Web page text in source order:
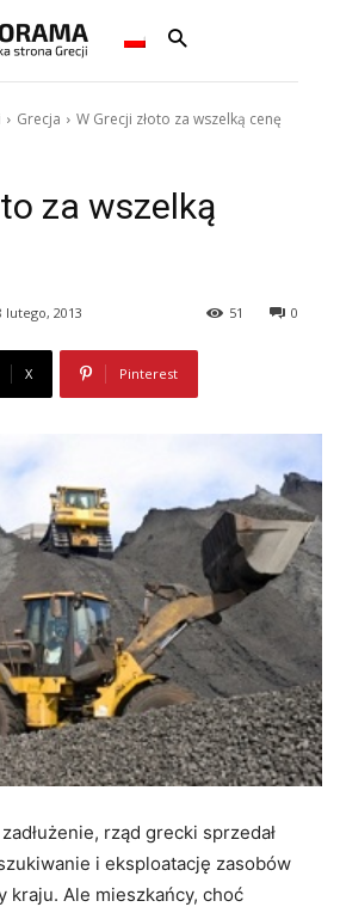
Grecja
W Grecji złoto za wszelką cenę
za wszelką
lutego, 2013 0
51
X Pinterest
rząd grecki sprzedał
i eksploatację zasobów
kraju. Ale mieszkańcy, choć